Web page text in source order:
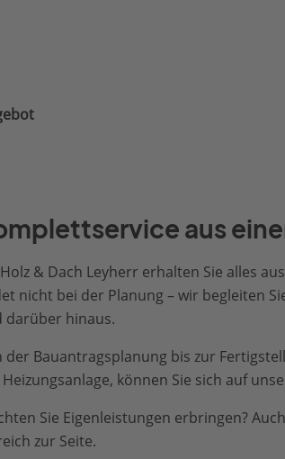
aus
& Dach Leyherr erhalten Sie alles
nicht bei der Planung – wir begleiten
darüber hinaus.
der Bauantragsplanung bis zur
können Sie sich auf
Sie Eigenleistungen erbringen?
zur Seite.